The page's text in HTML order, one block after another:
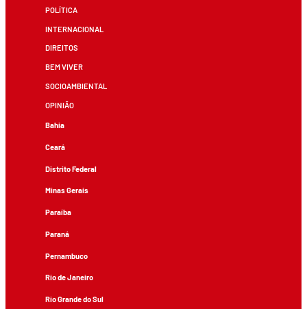
POLÍTICA
INTERNACIONAL
DIREITOS
BEM VIVER
SOCIOAMBIENTAL
OPINIÃO
Bahia
Ceará
Distrito Federal
Minas Gerais
Paraíba
Paraná
Pernambuco
Rio de Janeiro
Rio Grande do Sul